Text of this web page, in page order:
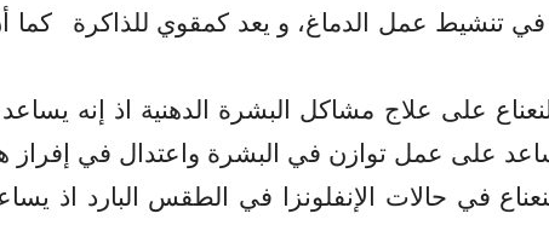
في تنشيط عمل الدماغ، و يعد كمقوي للذاكرة
كما
على علاج مشاكل البشرة الدهنية اذ إنه
على عمل توازن في البشرة واعتدال في إفراز
في حالات الإنفلونزا في الطقس البارد اذ